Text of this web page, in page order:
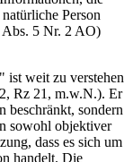
Person
Abs. 5 Nr. 2 AO)
weit zu verstehen
Rz 21, m.w.N.). Er
beschränkt, sondern
sowohl objektiver
dass es sich um
handelt. Die